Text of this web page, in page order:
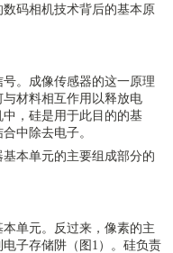
码相机技术背后的基本原
。成像传感器的这一原理
材料相互作用以释放电
，硅是用于此目的的基
中除去电子。
本单元的主要组成部分的
单元。反过来，像素的主
子存储阱（图 1）。硅负责